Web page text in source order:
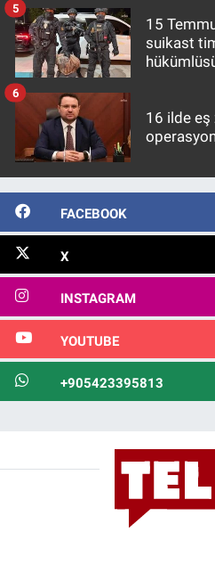
15
suikast
5
16 ilde eş
6
FACEBOOK
X
INSTAGRAM
YOUTUBE
+905423395813